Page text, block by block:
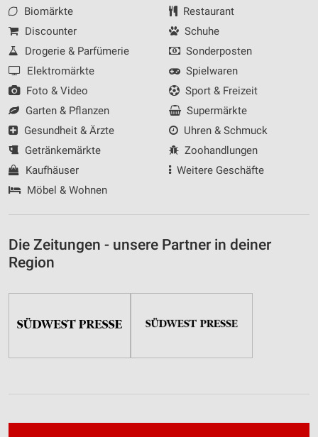
Biomärkte
Discounter
Drogerie & Parfümerie
Elektromärkte
Foto & Video
Garten & Pflanzen
Gesundheit & Ärzte
Getränkemärkte
Kaufhäuser
Möbel & Wohnen
Restaurant
Schuhe
Sonderposten
Spielwaren
Sport & Freizeit
Supermärkte
Uhren & Schmuck
Zoohandlungen
Weitere Geschäfte
Die Zeitungen - unsere Partner in deiner
Region